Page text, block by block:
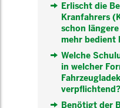
Erlischt die
Kranfahrers
schon
mehr bedient
Welche
in welcher
verpflichtend?
Benötigt der